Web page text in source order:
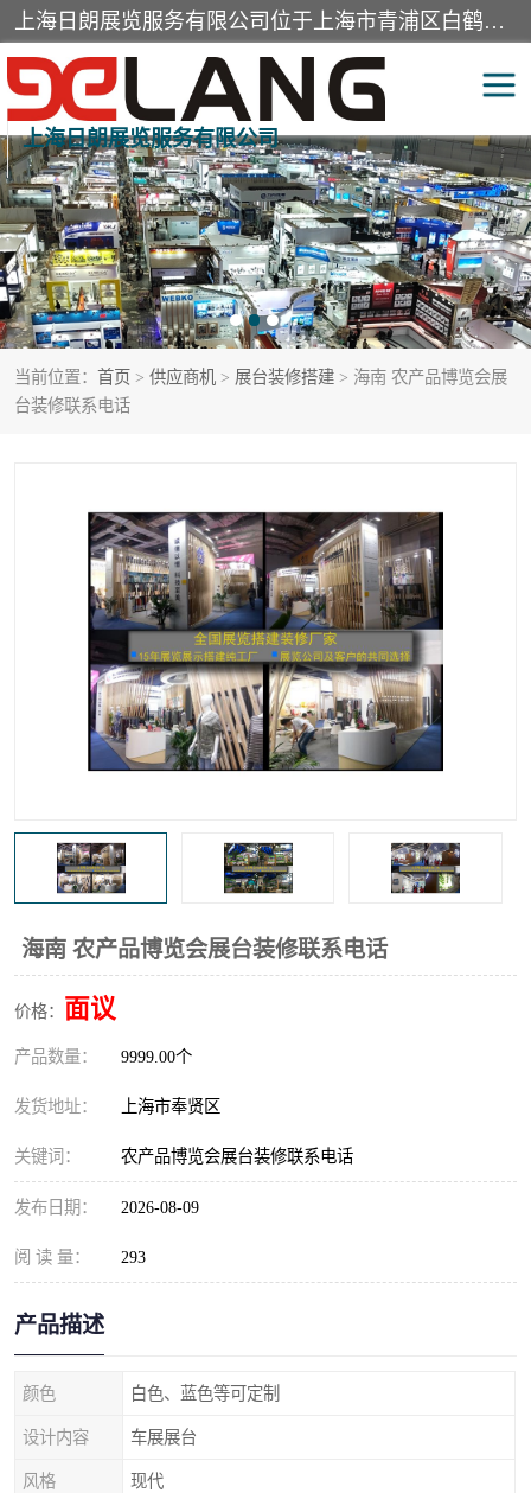
上海日朗展览服务有限公司位于上海市青浦区白鹤镇，营业范围有展览展示会务服务，室内装饰设计及施工，展示道具设计制作，舞台设计，图文设计，灯箱制作，园林绿化工程，广告装潢材料，建筑材料，办公用品，工艺礼品日用百货销售。
上海日朗展览服务有限公司
当前位置： 首页 > 供应商机 > 展台装修搭建 > 海南 农产品博览会展
台装修联系电话
海南 农产品博览会展台装修联系电话
价格： 面议
产品数量： 9999.00个
发货地址： 上海市奉贤区
关键词： 农产品博览会展台装修联系电话
发布日期： 2026-08-09
阅 读 量： 293
产品描述
颜色 白色、蓝色等可定制
设计内容 车展展台
风格 现代
展台装修搭建 活动会议执行
展厅装修 专柜制作
展会装修设计 展会搭建
活动策划 展会服务